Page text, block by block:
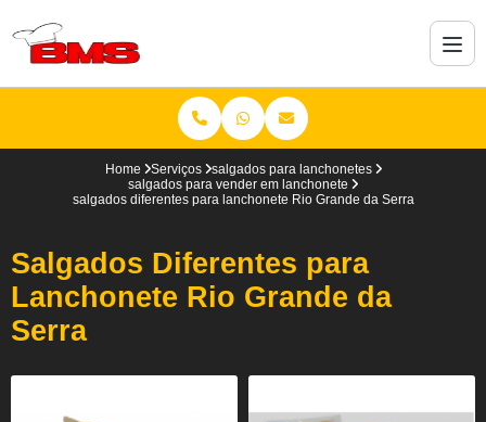
Home Serviços
salgados para lanchonetes
salgados para vender em lanchonete
salgados diferentes para lanchonete Rio Grande da Serra
Salgados Diferentes para
Lanchonete Rio Grande da
Serra